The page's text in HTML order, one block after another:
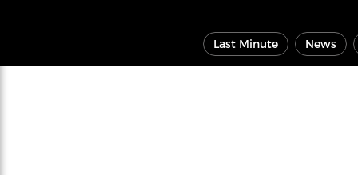
Last Minute News